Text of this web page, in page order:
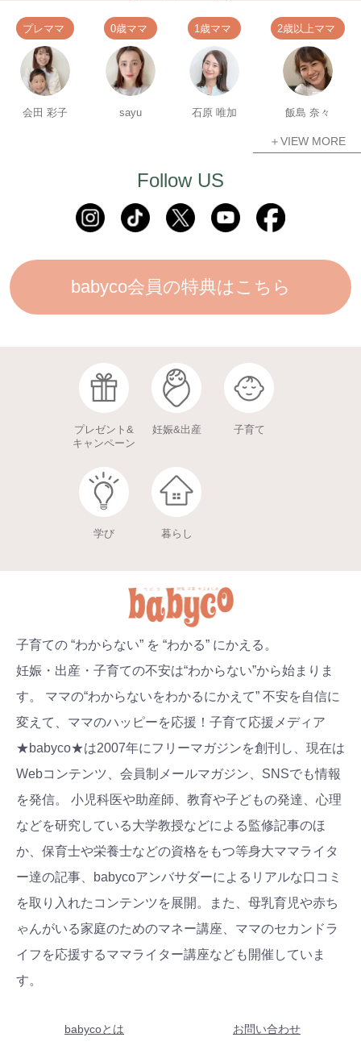
プレママ
会田 彩子
0歳ママ
sayu
1歳ママ
石原 唯加
2歳以上ママ
飯島 奈々
＋VIEW MORE
Follow US
babyco会員の特典はこちら
プレゼント&
キャンペーン
妊娠&出産 子育て
学び 暮らし
子育ての “わからない” を “わかる” にかえる。
妊娠・出産・子育ての不安は“わからない”から始まりま
す。 ママの“わからないをわかるにかえて” 不安を自信に
変えて、ママのハッピーを応援！子育て応援メディア
★babyco★は2007年にフリーマガジンを創刊し、現在は
Webコンテンツ、会員制メールマガジン、SNSでも情報
を発信。 小児科医や助産師、教育や子どもの発達、心理
などを研究している大学教授などによる監修記事のほ
か、保育士や栄養士などの資格をもつ等身大ママライタ
ー達の記事、babycoアンバサダーによるリアルな口コミ
を取り入れたコンテンツを展開。また、母乳育児や赤ち
ゃんがいる家庭のためのマネー講座、ママのセカンドラ
イフを応援するママライター講座なども開催していま
す。
babycoとは お問い合わせ